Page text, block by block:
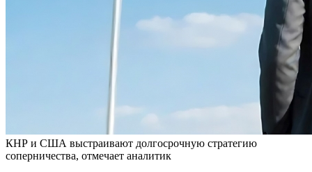
КНР и США выстраивают долгосрочную стратегию
соперничества, отмечает аналитик